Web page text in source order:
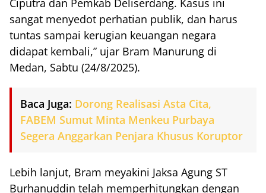
Ciputra dan Pemkab Deliserdang. Kasus ini
sangat menyedot perhatian publik, dan harus
tuntas sampai kerugian keuangan negara
didapat kembali,” ujar Bram Manurung di
Medan, Sabtu (24/8/2025).
Baca Juga: Dorong Realisasi Asta Cita,
FABEM Sumut Minta Menkeu Purbaya
Segera Anggarkan Penjara Khusus Koruptor
Lebih lanjut, Bram meyakini Jaksa Agung ST
Burhanuddin telah memperhitungkan dengan